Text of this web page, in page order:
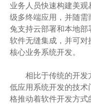
业务人员快速构建美
级多终端应用，并随
兔支持云部署和本地
软件无缝集成，并可
核心业务系统开发。
相比于传统的开发
低应用系统开发的技
格推动着软件开发方